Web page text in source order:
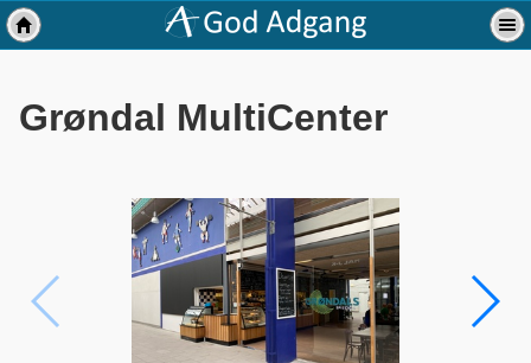
Grøndal MultiCenter